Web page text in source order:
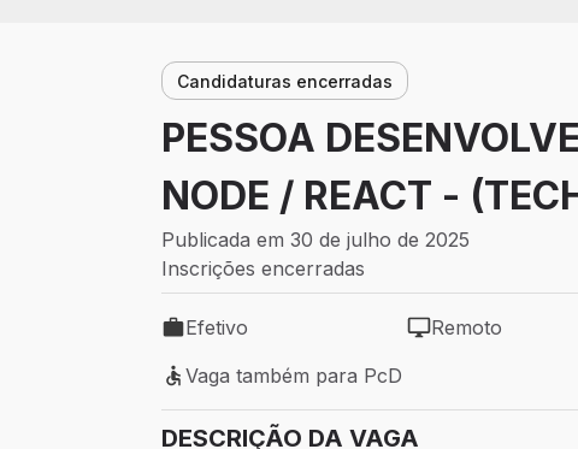
Candidaturas encerradas
PESSOA
NODE / REACT -
Publicada em 30 de julho de 2025
Inscrições encerradas
Tipo de vaga: Efetivo
Efetivo
Modelo de
Remoto
Vaga também para PcD
Vaga também para PcD
DESCRIÇÃO DA VAGA